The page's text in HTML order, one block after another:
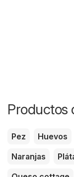
Productos
Pez Huevos
Naranjas